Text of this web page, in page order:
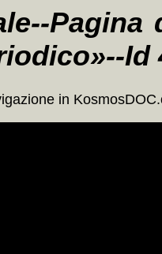
Pagina
Id
in